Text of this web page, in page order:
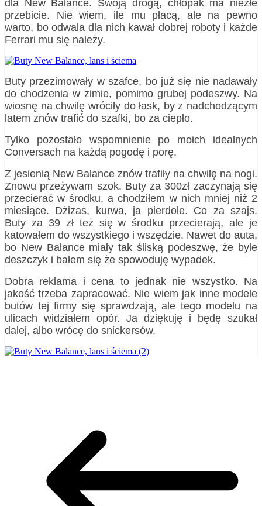
dla New Balance. Swoją drogą, chłopak ma niezłe
przebicie. Nie wiem, ile mu płacą, ale na pewno
warto, bo odwala dla nich kawał dobrej roboty i każde
Ferrari mu się należy.
Buty przezimowały w szafce, bo już się nie nadawały
do chodzenia w zimie, pomimo grubej podeszwy. Na
wiosnę na chwilę wróciły do łask, by z nadchodzącym
latem znów trafić do szafki, bo za ciepło.
Tylko pozostało wspomnienie po moich idealnych
Conversach na każdą pogodę i porę.
Z jesienią New Balance znów trafiły na chwilę na nogi.
Znowu przeżywam szok. Buty za 300zł zaczynają się
przecierać w środku, a chodziłem w nich mniej niż 2
miesiące. Dżizas, kurwa, ja pierdole. Co za szajs.
Buty za 39 zł też się w środku przecierają, ale je
katowałem do wszystkiego i wszędzie. Nawet do auta,
bo New Balance miały tak śliską podeszwę, że byle
deszczyk i bałem się że spowoduję wypadek.
Dobra reklama i cena to jednak nie wszystko. Na
jakość trzeba zapracować. Nie wiem jak inne modele
butów tej firmy się sprawdzają, ale tego modelu na
ulicach widziałem opór. Ja dziękuję i będę szukał
dalej, albo wrócę do snickersów.